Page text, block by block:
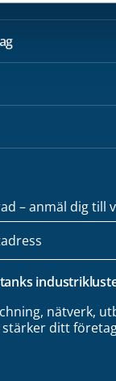
– anmäl dig till
nätverk,
ditt